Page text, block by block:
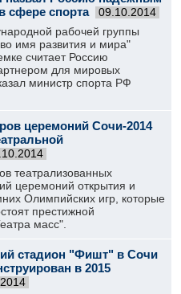
сфере спорта
09.10.2014
рабочей группы
имя развития и мира"
считает Россию
для мировых
министр спорта РФ
церемоний Сочи-2014
театрализованных
церемоний открытия и
Олимпийских игр, которые
престижной
масс".
стадион "Фишт" в Сочи
в 2015